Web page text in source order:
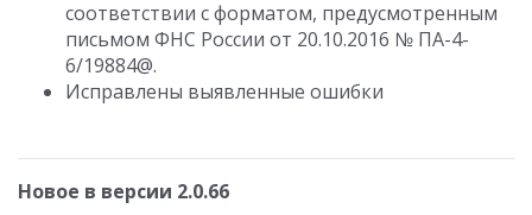
соответствии с форматом, предусмотренным
письмом ФНС России от 20.10.2016 № ПА-4-
6/19884@.
Исправлены выявленные ошибки
Новое в версии 2.0.66